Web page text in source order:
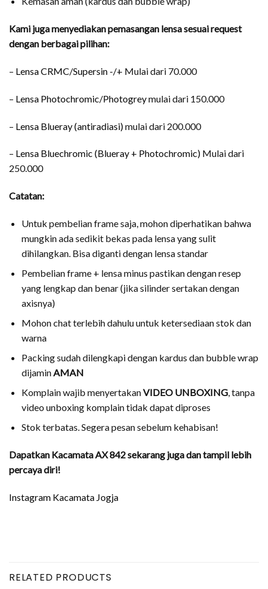
Kami juga menyediakan pemasangan lensa sesuai request
dengan berbagai pilihan:
– Lensa CRMC/Supersin -/+ Mulai dari 70.000
– Lensa Photochromic/Photogreymulai dari 150.000
– Lensa Blueray (antiradiasi)mulai dari 200.000
– Lensa Bluechromic (Blueray + Photochromic) Mulai dari
250.000
Catatan:
Untuk pembelian frame saja, mohon diperhatikan bahwa
mungkin ada sedikit bekas pada lensa yang sulit
dihilangkan. Bisa diganti dengan lensa standar
Pembelian frame + lensa minus pastikan dengan resep
yang lengkap dan benar (jika silinder sertakan dengan
axisnya)
Mohon chat terlebih dahulu untuk ketersediaan stok dan
warna
Packing sudah dilengkapi dengan kardus dan bubble wrap
dijaminAMAN
Komplain wajib menyertakanVIDEO UNBOXING, tanpa
video unboxing komplain tidak dapat diproses
Stok terbatas. Segera pesan sebelum kehabisan!
Dapatkan Kacamata AX 842 sekarang juga dan tampil lebih
percaya diri!
Instagram Kacamata Jogja
RELATED PRODUCTS